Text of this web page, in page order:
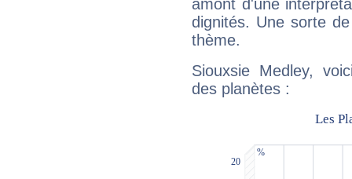
amont d'une
dignités. Une sorte
thème.
Siouxsie Medley,
des planètes :